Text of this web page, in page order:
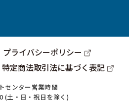
プライバシーポリシー
特定商法取引法に基づく表記
センター営業時間
(土・日・祝日を除く)